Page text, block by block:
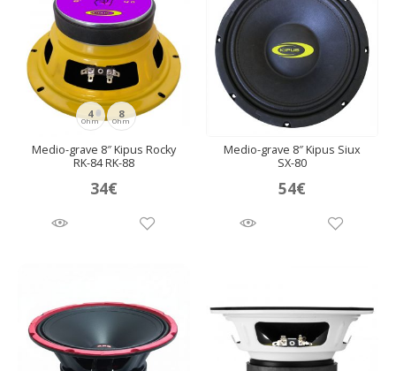
4
Ohm
8
Ohm
Medio-grave 8″ Kipus Rocky
RK-84 RK-88
34€
Medio-grave 8″ Kipus Siux
SX-80
54€